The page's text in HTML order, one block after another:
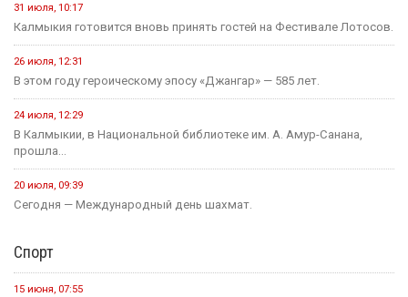
31 июля, 10:17
Калмыкия готовится вновь принять гостей на Фестивале Лотосов.
26 июля, 12:31
В этом году героическому эпосу «Джангар» — 585 лет.
24 июля, 12:29
В Калмыкии, в Национальной библиотеке им. А. Амур-Санана,
прошла...
20 июля, 09:39
Сегодня — Международный день шахмат.
Спорт
15 июня, 07:55